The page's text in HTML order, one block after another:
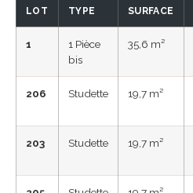
LOT TYPE SURFACE
1
1 Pièce
bis
35,6 m²
206 Studette 19,7 m²
203 Studette 19,7 m²